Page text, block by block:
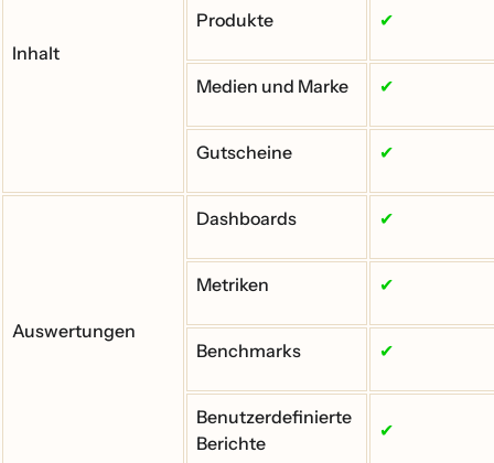
Inhalt
Produkte ✔
Medien und Marke ✔
Gutscheine ✔
Auswertungen
Dashboards ✔
Metriken ✔
Benchmarks ✔
Benutzerdefinierte
Berichte
✔